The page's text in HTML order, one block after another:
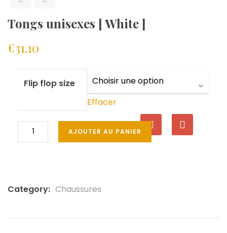
Tongs unisexes [ White ]
€31.10
Flip flop size
Effacer
AJOUTER AU PANIER
Category: Chaussures